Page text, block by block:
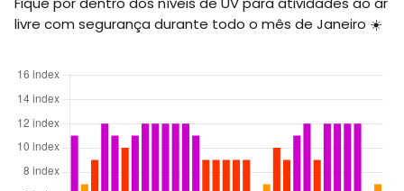
livre com segurança durante todo o mês de Janeiro ☀️